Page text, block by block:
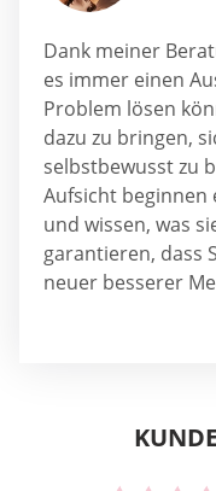
Dank meiner
es immer einen
Problem lösen
dazu zu bringen,
selbstbewusst zu
Aufsicht beginnen
und wissen, was
garantieren, dass
neuer besserer